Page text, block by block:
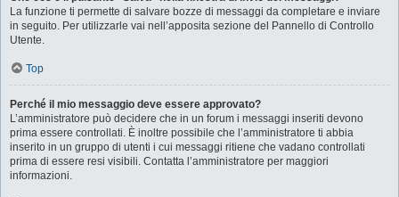
La funzione ti permette di salvare bozze di messaggi da completare e inviare
in seguito. Per utilizzarle vai nell’apposita sezione del Pannello di Controllo
Utente.
Top
Perché il mio messaggio deve essere approvato?
L’amministratore può decidere che in un forum i messaggi inseriti devono
prima essere controllati. È inoltre possibile che l’amministratore ti abbia
inserito in un gruppo di utenti i cui messaggi ritiene che vadano controllati
prima di essere resi visibili. Contatta l’amministratore per maggiori
informazioni.